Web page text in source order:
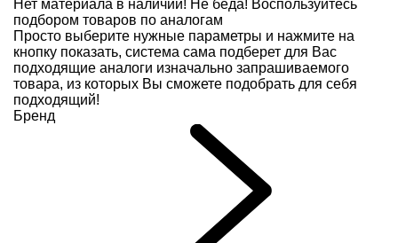
Нет материала в наличии! Не беда! Воспользуйтесь
подбором товаров по аналогам
Просто выберите нужные параметры и нажмите на
кнопку показать, система сама подберет для Вас
подходящие аналоги изначально запрашиваемого
товара, из которых Вы сможете подобрать для себя
подходящий!
Бренд